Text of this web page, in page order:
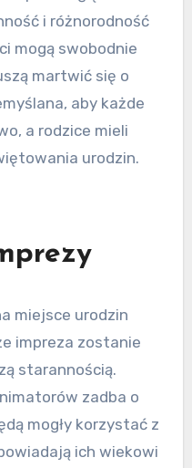
i różnorodność
mogą swobodnie
martwić się o
aby każde
a rodzice mieli
urodzin.
miejsce urodzin
impreza zostanie
starannością.
zadba o
mogły korzystać z
ich wiekowi